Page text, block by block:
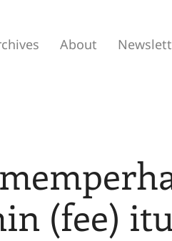
About
(fee)